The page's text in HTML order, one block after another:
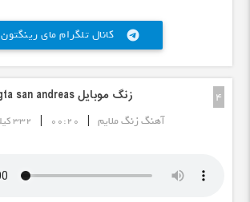
کانال تلگرام مای رینگتون telegram
4 زنگ موبایل gta san andreas
آهنگ زنگ ملایم |
00:20
| 332 کیلوبایت